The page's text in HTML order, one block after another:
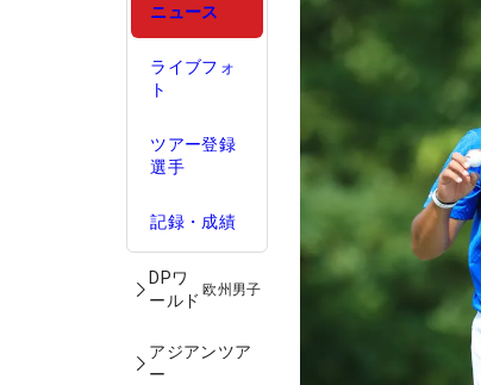
ニュース
ライブフォ
ト
ツアー登録
選手
記録・成績
DPワ
ールド
欧州男子
アジアンツア
ー